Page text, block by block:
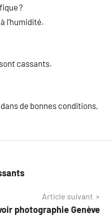
?
l’humidité.
cassants.
de bonnes conditions,
Article suivant
photographie Genève